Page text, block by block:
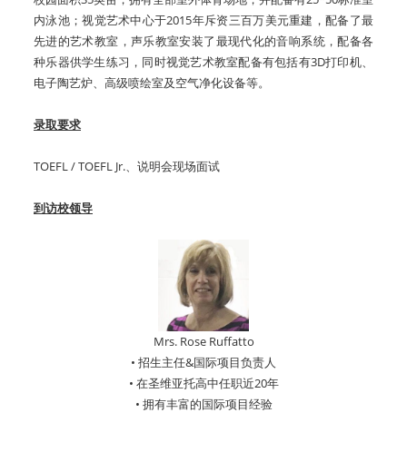
内泳池；视觉艺术中心于2015年斥资三百万美元重建，配备了最
先进的艺术教室，声乐教室安装了最现代化的音响系统，配备各
种乐器供学生练习，同时视觉艺术教室配备有包括有3D打印机、
电子陶艺炉、高级喷绘室及空气净化设备等。
录取要求
TOEFL / TOEFL Jr.、说明会现场面试
到访校领导
Mrs. Rose Ruffatto
• 招生主任&国际项目负责人
• 在圣维亚托高中任职近20年
• 拥有丰富的国际项目经验